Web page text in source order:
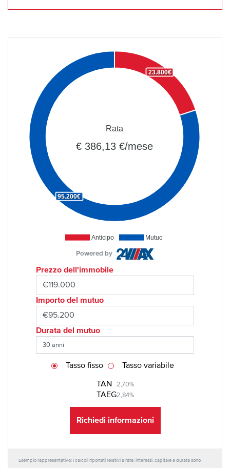
Anticipo Mutuo
23.800€
95.200€
Rata
€ 386,13 €/mese
Powered by
Prezzo dell'immobile
Importo del mutuo
Durata del mutuo
TAN 2,70%
TAEG2,84%
Tasso fisso Tasso variabile
Richiedi informazioni
Esempio rappresentativo: I calcoli riportati relativi a rate, interessi, capitale e durata sono